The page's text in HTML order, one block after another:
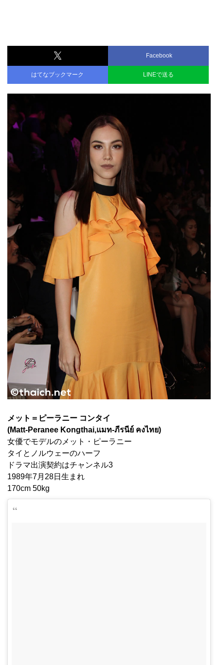
Facebook
はてなブックマーク LINEで送る
メット＝ピーラニー コンタイ
(Matt-Peranee Kongthai,แมท-ภีรนีย์ คงไทย)
女優でモデルのメット・ピーラニー
タイとノルウェーのハーフ
ドラマ出演契約はチャンネル3
1989年7月28日生まれ
170cm 50kg